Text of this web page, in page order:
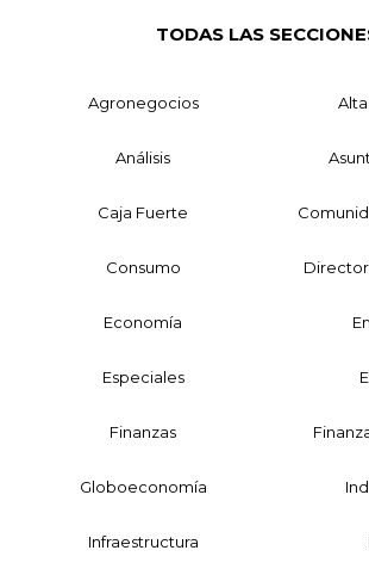
TODAS LAS
Agronegocios
Análisis
Caja Fuerte
Consumo
Economía
Especiales
Finanzas
Globoeconomía
Infraestructura